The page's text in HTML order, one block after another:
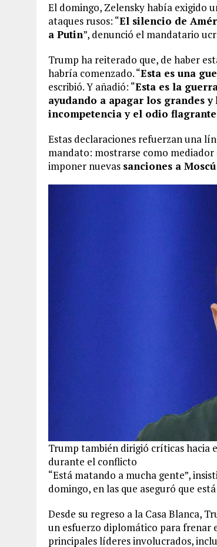
El domingo, Zelensky había exigido
ataques rusos: “El silencio de
a Putin”, denunció el mandatario
Trump ha reiterado que, de haber
habría comenzado. “Esta es una
escribió. Y añadió: “Esta es la
ayudando a apagar los grandes
incompetencia y el odio
Estas declaraciones refuerzan una
mandato: mostrarse como
imponer nuevas sanciones a Moscú
Trump también dirigió críticas hacia
durante el conflicto
“Está matando a mucha gente”,
domingo, en las que aseguró que
Desde su regreso a la Casa Blanca,
un esfuerzo diplomático para frenar
principales líderes involucrados,